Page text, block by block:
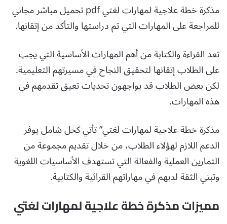
مذكرة خطة علاجية لمهارات لغتي pdf تحميل مباشر مجاني
للمراجعة على المهارات التي تم دراستها والتأكد من إتقانها.
تعد القراءة والكتابة من أهم المهارات الأساسية التي يجب
على الطلاب إتقانها لتحقيق النجاح في مسيرتهم التعليمية.
لكن بعض الطلاب قد يواجهون تحديات تعيق تقدمهم في
هذه المهارات.
مذكرة خطة علاجية لمهارات لغتي” تأتي كحل شامل يوفر
الدعم اللازم لهؤلاء الطلاب، من خلال تقديم مجموعة من
التمارين العملية والفعالة التي تستهدف الأساسيات اللغوية
وتبني الثقة لديهم في مهاراتهم القرائية والكتابية.
مميزات مذكرة خطة علاجية لمهارات لغتي